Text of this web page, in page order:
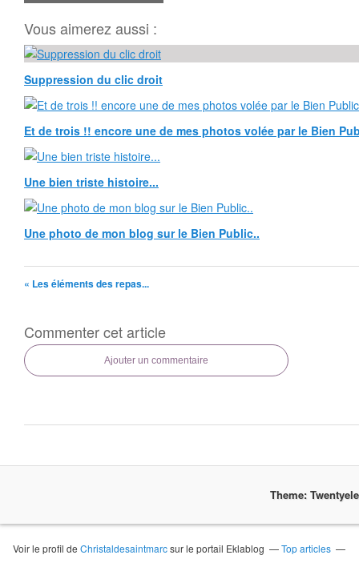
Vous aimerez aussi :
Suppression du clic droit
Et de trois !! encore une de mes photos volée par le Bien
Une bien triste histoire...
Une photo de mon blog sur le Bien Public..
« Les éléments des repas...
Commenter cet article
Ajouter un commentaire
Theme:
Voir le profil deChristaldesaintmarcsur le portail Eklablog
Top articles